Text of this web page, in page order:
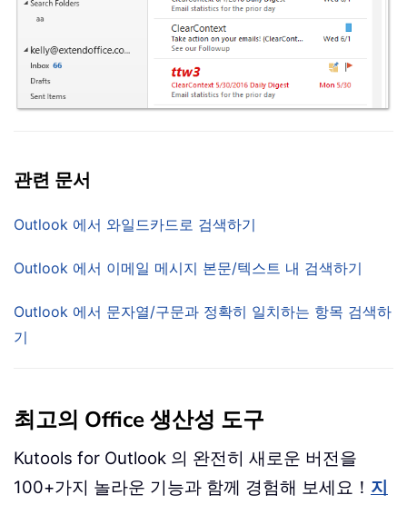
관련 문서
Outlook 에서 와일드카드로 검색하기
Outlook 에서 이메일 메시지 본문/텍스트 내 검색하기
Outlook 에서 문자열/구문과 정확히 일치하는 항목 검색하
기
최고의 Office 생산성 도구
Kutools for Outlook 의 완전히 새로운 버전을
100+가지 놀라운 기능과 함께 경험해 보세요！ 지